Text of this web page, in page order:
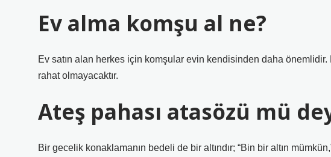
Ev alma komşu al ne?
Ev satın alan herkes için komşular evin kendisinden daha
rahat olmayacaktır.
Ateş pahası atasözü mü
Bir gecelik konaklamanın bedeli de bir altındır; “Bin bir altın